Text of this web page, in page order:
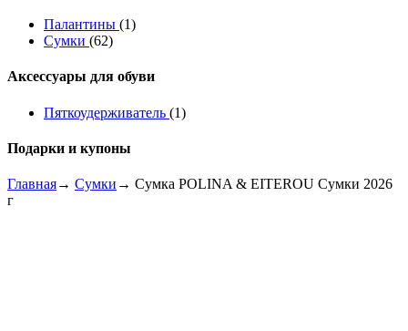
Палантины (1)
Сумки (62)
Аксессуары для обуви
Пяткоудерживатель (1)
Подарки и купоны
Главная→ Сумки → Сумка POLINA & EITEROU Сумки 2026
г